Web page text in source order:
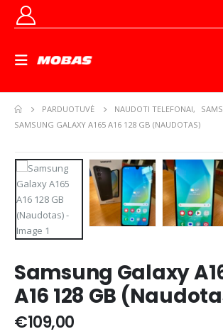
PARDUOTUVĖ NAUDOTI TELEFONAI,
SAMSUNG GALAXY A165 A16 128 GB (NAUDOTAS)
Samsung Galaxy
A16 128 GB
€109,00